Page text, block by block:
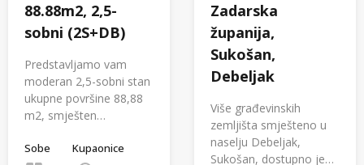
88.88m2, 2,5-
sobni (2S+DB)
Predstavljamo vam
moderan 2,5-sobni stan
ukupne površine 88,88
m2, smješten…
Sobe
Kupaonice
Zadarska
županija,
Sukošan,
Debeljak
Više građevinskih
zemljišta smješteno u
naselju Debeljak,
Sukošan, dostupno je…